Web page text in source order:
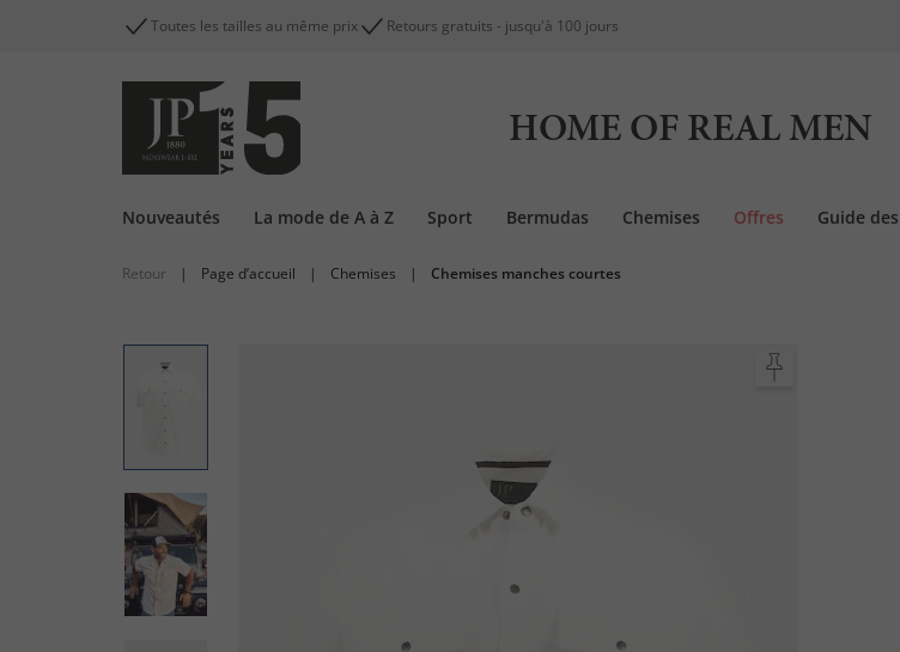
Toutes les tailles au même prix Retours gratuits - jusqu'à 100 jours
HOME OF REAL MEN
Nouveautés La mode de A à Z Sport Bermudas Chemises Offres Guide
Retour | Page d’accueil | Chemises | Chemises manches courtes